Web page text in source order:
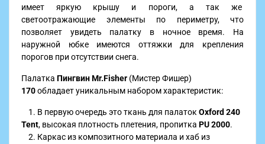
имеет яркую крышу и пороги, а так же
светоотражающие элементы по периметру, что
позволяет увидеть палатку в ночное время. На
наружной юбке имеются оттяжки для крепления
порогов при отсутствии снега.
Палатка Пингвин Mr.Fisher (Мистер Фишер)
170обладает уникальным набором характеристик:
1. В первую очередь это ткань для палаток Oxford 240
Tent, высокая плотность плетения, пропитка PU 2000.
2. Каркас из композитного материала и хаб из